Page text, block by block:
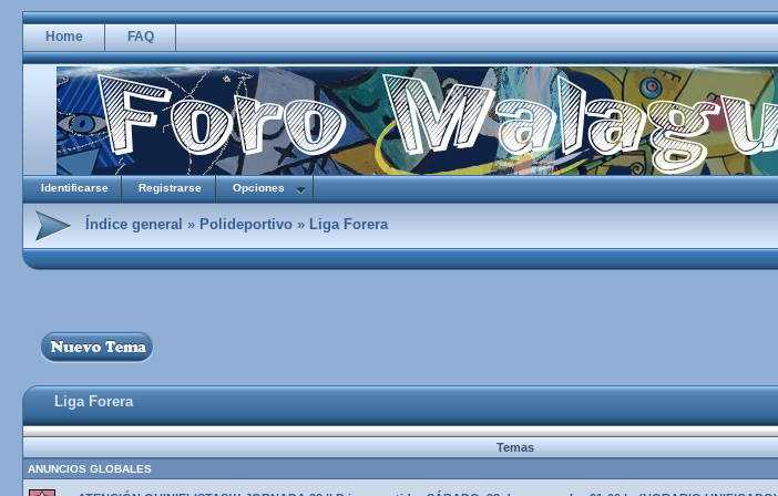
Home FAQ
Identificarse Registrarse Opciones
Índice general » Polideportivo » Liga Forera
Liga Forera
Temas
ANUNCIOS GLOBALES